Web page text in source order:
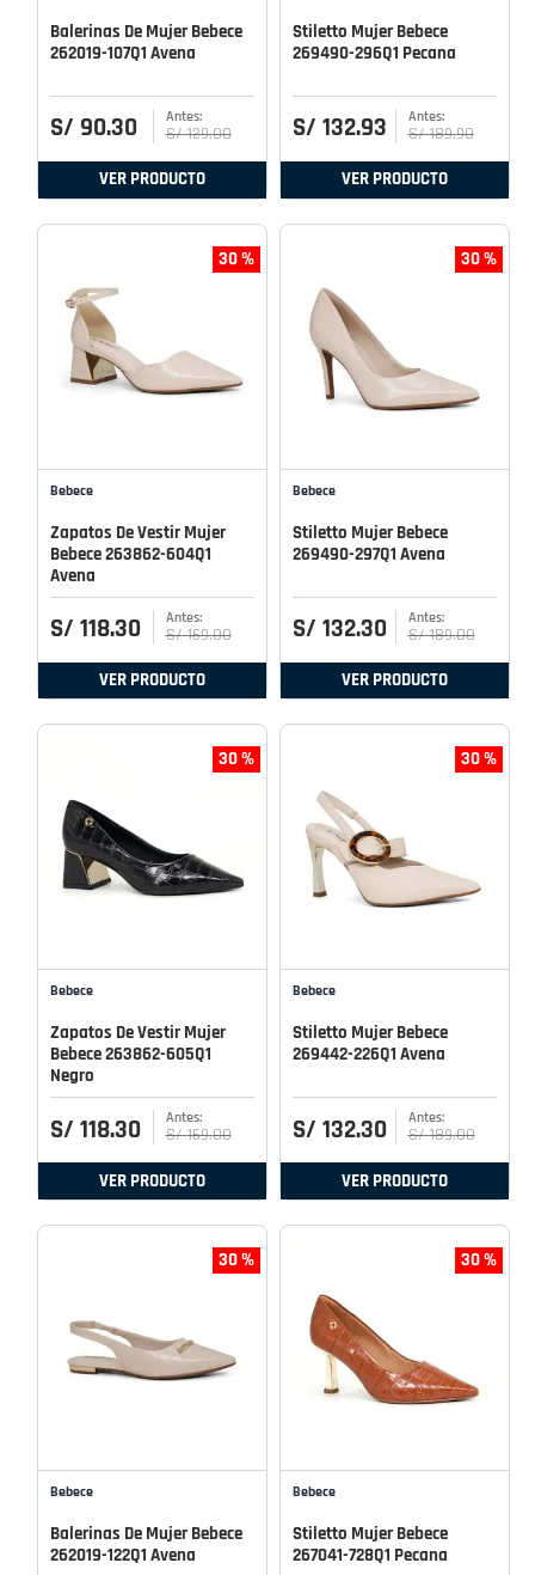
Balerinas De Mujer Bebece
262019-107Q1 Avena
S/ 90.30 S/ 129.00
VER PRODUCTO
Stiletto Mujer Bebece
269490-296Q1 Pecana
S/ 132.93 S/ 189.90
VER PRODUCTO
30 %
Bebece
Zapatos De Vestir Mujer
Bebece 263862-604Q1
Avena
S/ 118.30 S/ 169.00
VER PRODUCTO
30 %
Bebece
Stiletto Mujer Bebece
269490-297Q1 Avena
S/ 132.30 S/ 189.00
VER PRODUCTO
30 %
Bebece
Zapatos De Vestir Mujer
Bebece 263862-605Q1
Negro
S/ 118.30 S/ 169.00
VER PRODUCTO
30 %
Bebece
Stiletto Mujer Bebece
269442-226Q1 Avena
S/ 132.30 S/ 189.00
VER PRODUCTO
30 %
Bebece
Balerinas De Mujer Bebece
262019-122Q1 Avena
30 %
Bebece
Stiletto Mujer Bebece
267041-728Q1 Pecana